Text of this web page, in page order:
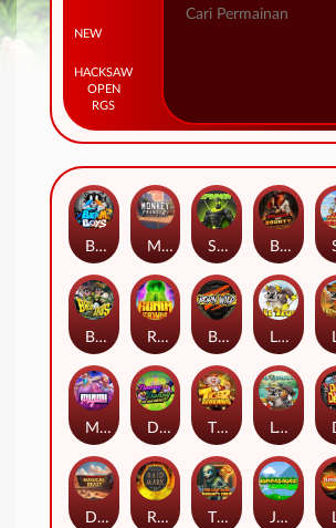
NEW
HACKSAW
OPEN
RGS
Beam Boys Monkey Frenzy 2: Boss is Here! Spinman BULLETS AND BOUNTY
BASH BROS Ronin Stackways Born Wild LE ZEUS
MIAMI MAYHEM DONNY AND DANNY TIGER LEGENDS Le Fisherman
Darkside Prairie: Magical Beast Raidmark The Lost Book of Mummy’s Curse Jumpasaurs